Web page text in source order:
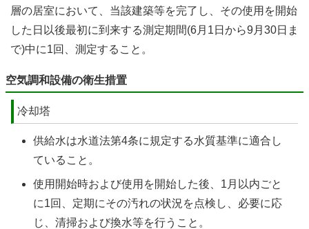
層の居室において、当該建築等を完了し、その使用を開始
した日以後最初に到来する測定期間(6月1日から9月30日ま
で)中に1回、測定すること。
空気調和設備の衛生措置
冷却塔
供給水は水道法第4条に規定する水質基準に適合し
ていること。
使用開始時および使用を開始した後、1月以内ごと
に1回、定期にその汚れの状況を点検し、必要に応
じ、清掃および換水等を行うこと。